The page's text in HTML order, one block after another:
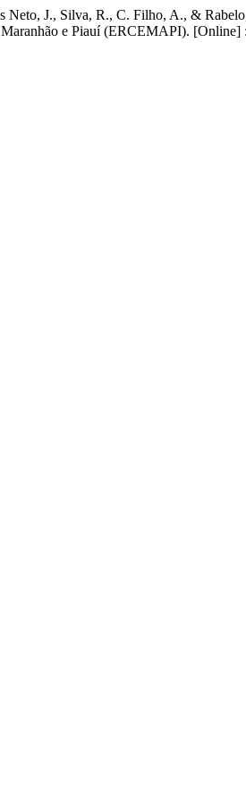
J., Silva, R., C. Filho, A., &
e Piauí (ERCEMAPI). [Online] :